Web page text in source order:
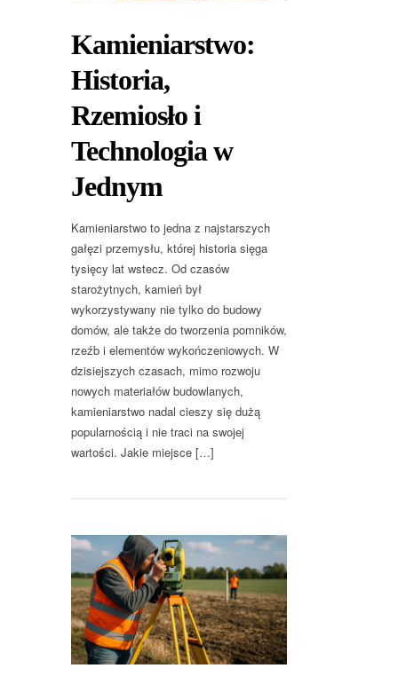
Kamieniarstwo:
Historia,
Rzemiosło i
Technologia w
Jednym
Kamieniarstwo to jedna z najstarszych
gałęzi przemysłu, której historia sięga
tysięcy lat wstecz. Od czasów
starożytnych, kamień był
wykorzystywany nie tylko do budowy
domów, ale także do tworzenia pomników,
rzeźb i elementów wykończeniowych. W
dzisiejszych czasach, mimo rozwoju
nowych materiałów budowlanych,
kamieniarstwo nadal cieszy się dużą
popularnością i nie traci na swojej
wartości. Jakie miejsce […]